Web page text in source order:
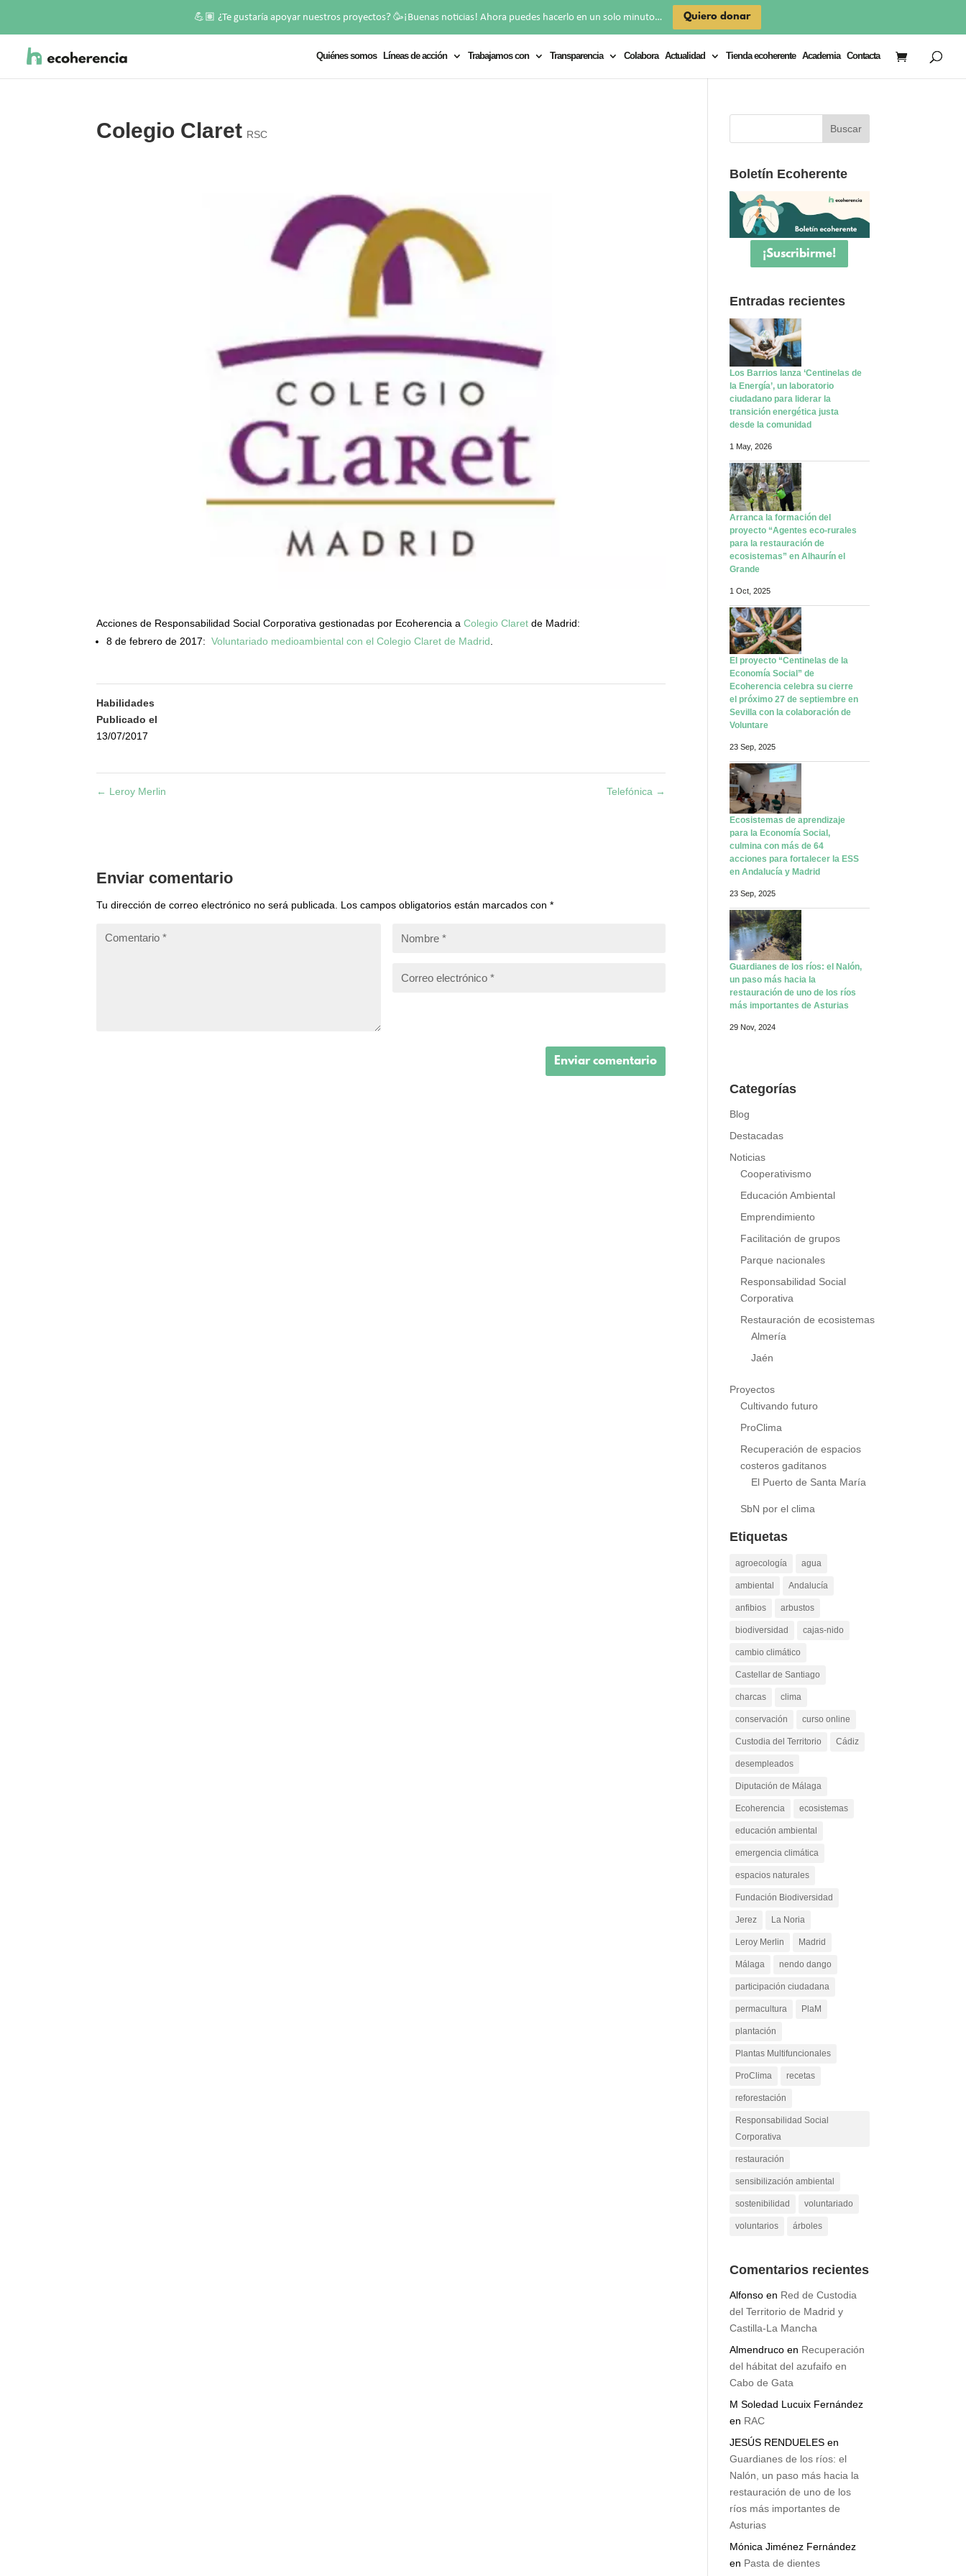
Quiénes somos Líneas de acción Trabajamos con Transparencia Colabora Actualidad Tienda ecoherente Academia Contacta
Colegio Claret RSC
Acciones de Responsabilidad Social Corporativa gestionadas por Ecoherencia a Colegio Claret de Madrid:
8 de febrero de 2017:
Voluntariado medioambiental con el Colegio Claret de Madrid.
Habilidades
Publicado el
13/07/2017
Leroy Merlin Telefónica
Enviar comentario
Tu dirección de correo electrónico no será publicada. Los campos obligatorios están marcados con
Boletín Ecoherente
¡Suscribirme!
Entradas recientes
Los Barrios lanza ‘Centinelas de
la Energía’, un laboratorio
ciudadano para liderar la
transición energética justa
1 May, 2026
Arranca la formación del
proyecto “Agentes eco-rurales
para la restauración de
ecosistemas” en Alhaurín el
Grande
1 Oct, 2025
El proyecto “Centinelas de la
Ecoherencia celebra su cierre
el próximo 27 de septiembre en
23 Sep, 2025
Ecosistemas de aprendizaje
para la Economía Social,
acciones para fortalecer la ESS
en Andalucía y Madrid
23 Sep, 2025
Guardianes de los ríos: el Nalón,
un paso más hacia la
restauración de uno de los ríos
más importantes de Asturias
29 Nov, 2024
Categorías
Blog
Destacadas
Noticias
Cooperativismo
Educación Ambiental
Emprendimiento
Facilitación de grupos
Parque nacionales
Responsabilidad Social
Corporativa
Restauración de ecosistemas
Almería
Jaén
Proyectos
Cultivando futuro
ProClima
Recuperación de espacios
costeros gaditanos
El Puerto de Santa María
SbN por el clima
Etiquetas
agroecología agua
cajas-nido
Castellar de Santiago
desempleados
Diputación de Málaga
emergencia climática
espacios naturales
Leroy Merlin
Málaga nendo dango
participación ciudadana
permacultura
plantación
Responsabilidad Social
Corporativa
Comentarios recientes
Alfonso en Red de Custodia
del Territorio de Madrid y
Castilla-La Mancha
Almendruco en Recuperación
del hábitat del azufaifo en
Cabo de Gata
M Soledad Lucuix Fernández
en RAC
JESÚS RENDUELES en
Guardianes de los ríos: el
Nalón, un paso más hacia la
restauración de uno de los
ríos más importantes de
Asturias
Mónica Jiménez Fernández
en Pasta de dientes
💪🏽 ¿Te gustaría apoyar nuestros proyectos? 🥳¡Buenas noticias! Ahora puedes hacerlo en un solo minuto… Quiero donar